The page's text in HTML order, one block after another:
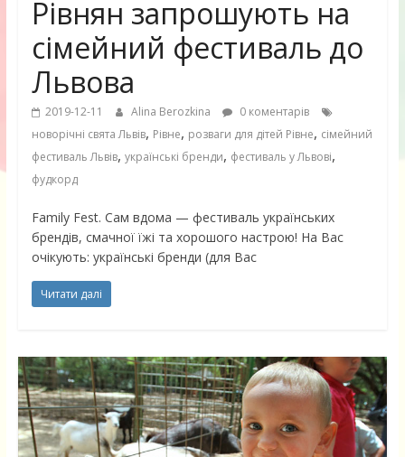
Рівнян запрошують на
сімейний фестиваль до
Львова
2019-12-11 Alina Berozkina
0 коментарів
новорічні свята Львів, Рівне, розваги для дітей Рівне, сімейний
фестиваль Львів, українські бренди, фестиваль у Львові,
фудкорд
Family Fest. Сам вдома — фестиваль українських
брендів, смачної їжі та хорошого настрою! На Вас
очікують: українські бренди (для Вас
Читати далі